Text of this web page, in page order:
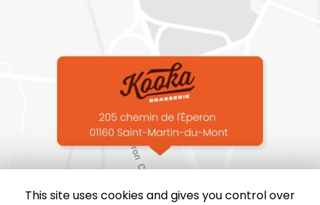
This site uses cookies and gives you control over